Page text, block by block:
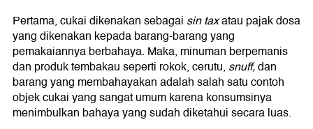
Pertama, cukai dikenakan sebagai sin taxatau pajak dosa
yang dikenakan kepada barang-barang yang
pemakaiannya berbahaya. Maka, minuman berpemanis
dan produk tembakau seperti rokok, cerutu, snuff,dan
barang yang membahayakan adalah salah satu contoh
objek cukai yang sangat umum karena konsumsinya
menimbulkan bahaya yang sudah diketahui secara luas.